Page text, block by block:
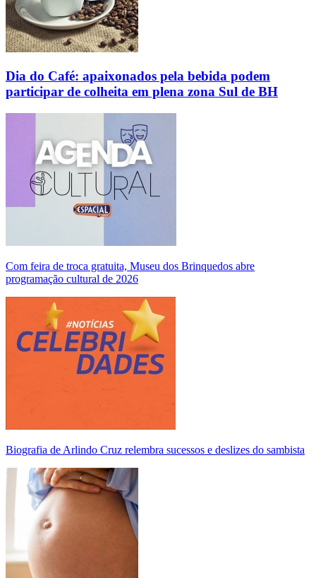
Dia do Café: apaixonados pela bebida podem
participar de colheita em plena zona Sul de BH
Com feira de troca gratuita, Museu dos Brinquedos abre
programação cultural de 2026
Biografia de Arlindo Cruz relembra sucessos e deslizes do sambista